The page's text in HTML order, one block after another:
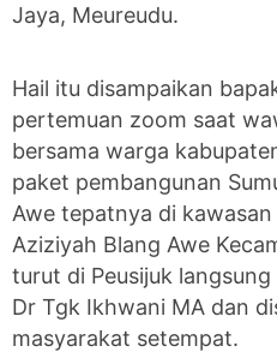
Jaya, Meureudu.
Hail itu disampaikan
pertemuan zoom saat
bersama warga
paket pembangunan
Awe tepatnya di kawasan
Aziziyah Blang Awe
turut di Peusijuk
Dr Tgk Ikhwani MA dan
masyarakat setempat.